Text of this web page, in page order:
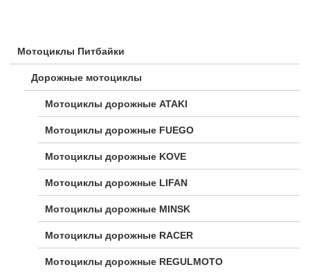
Мотоциклы Питбайки
Дорожные мотоциклы
Мотоциклы дорожные ATAKI
Мотоциклы дорожные FUEGO
Мотоциклы дорожные KOVE
Мотоциклы дорожные LIFAN
Мотоциклы дорожные MINSK
Мотоциклы дорожные RACER
Мотоциклы дорожные REGULMOTO